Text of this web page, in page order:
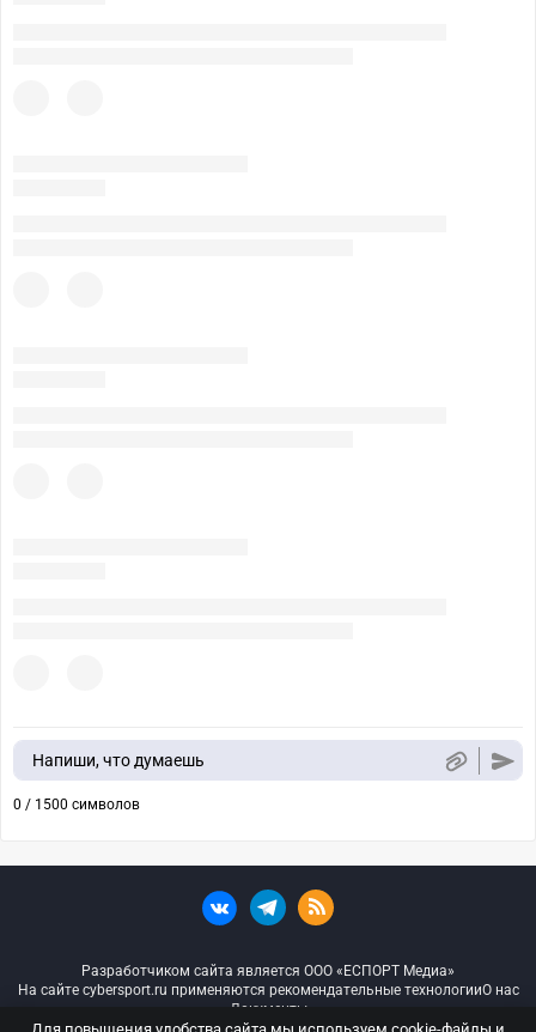
Напиши, что думаешь
0 / 1500 символов
Разработчиком сайта является ООО «ЕСПОРТ Медиа»
На сайте cybersport.ru применяются рекомендательные технологииО нас
Документы